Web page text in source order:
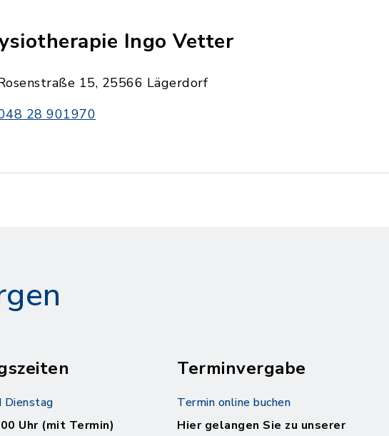
Ingo Vetter
15, 25566 Lägerdorf
28 901970
Dienstag
Uhr (mit Termin)
Terminvergabe
Termin online buchen
Hier gelangen Sie zu unserer